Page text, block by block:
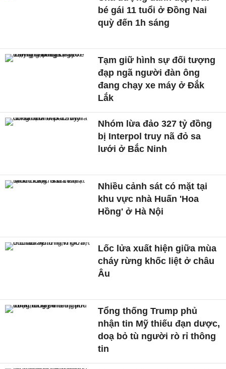
bé gái 11 tuổi ở Đồng Nai
quỳ đến 1h sáng
Tạm giữ hình sự đối tượng
đạp ngã người đàn ông
đang chạy xe máy ở Đắk
Lắk
Nhóm lừa đảo 327 tỷ đồng
bị Interpol truy nã đỏ sa
lưới ở Bắc Ninh
Nhiều cảnh sát có mặt tại
khu vực nhà Huấn 'Hoa
Hồng' ở Hà Nội
Lốc lửa xuất hiện giữa mùa
cháy rừng khốc liệt ở châu
Âu
Tổng thống Trump phủ
nhận tin Mỹ thiếu đạn dược,
doạ bỏ tù người rò rỉ thông
tin